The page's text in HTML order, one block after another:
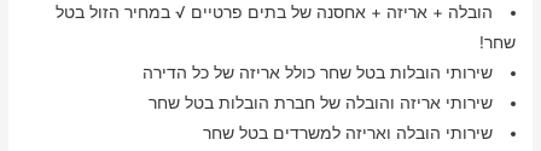
הובלה + אריזה + אחסנה של בתים פרטיים √ במחיר הזול בטל
שחר!
שירותי הובלות בטל שחר כולל אריזה של כל הדירה
שירותי אריזה והובלה של חברת הובלות בטל שחר
שירותי הובלה ואריזה למשרדים בטל שחר